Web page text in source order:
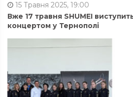
15 Травня 2025, 19:00
Вже 17 травня SHUMEI
концертом у Тернополі